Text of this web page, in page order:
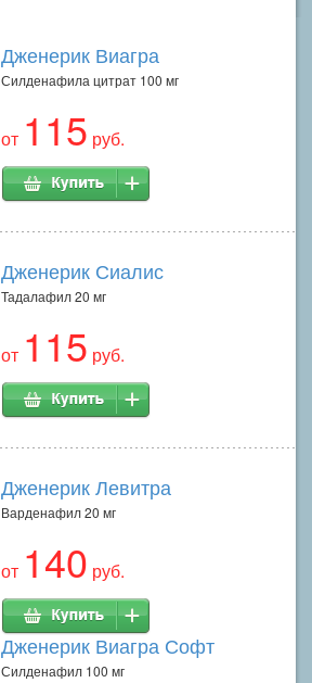
Дженерик Виагра
Силденафила цитрат 100 мг
от 115 руб.
Дженерик Сиалис
Тадалафил 20 мг
от 115 руб.
Дженерик Левитра
Варденафил 20 мг
от 140 руб.
Дженерик Виагра Софт
Силденафил 100 мг